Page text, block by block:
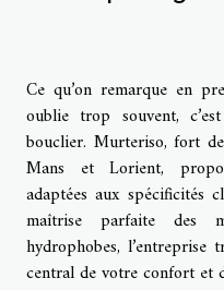
Ce qu’on remarque en
oublie trop souvent,
bouclier. Murteriso, fort
Mans et Lorient,
adaptées aux spécificités
maîtrise parfaite des
hydrophobes, l’entreprise
central de votre confort et